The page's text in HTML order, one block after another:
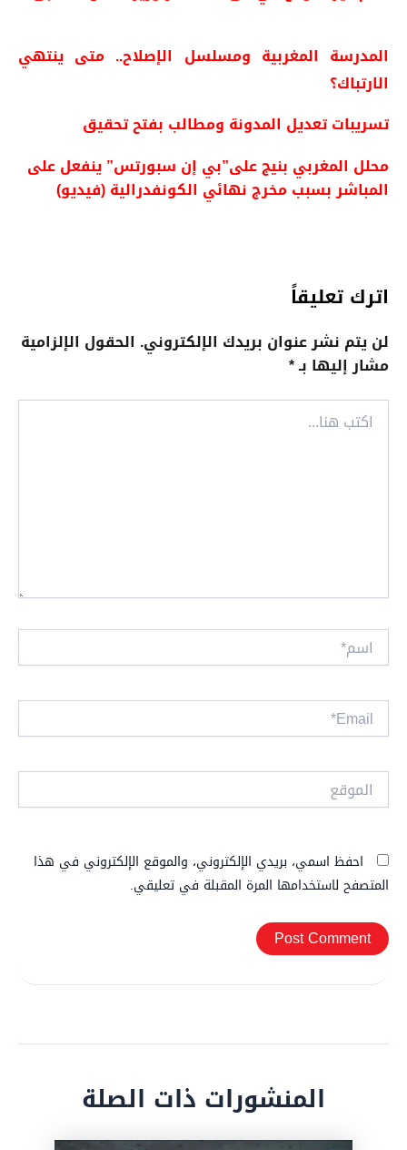
المدرسة المغربية ومسلسل الإصلاح.. متى ينتهي
الارتباك؟
تسريبات تعديل المدونة ومطالب بفتح تحقيق
محلل المغربي بنيج على”بي إن سبورتس” ينفعل على
المباشر بسبب مخرج نهائي الكونفدرالية (فيديو)
اترك تعليقاً
لن يتم نشر عنوان بريدك الإلكتروني. الحقول الإلزامية
مشار إليها بـ*
اكتب
هنا...
اسم*
Email*
الموقع
احفظ اسمي، بريدي الإلكتروني، والموقع الإلكتروني في هذا
المتصفح لاستخدامها المرة المقبلة في تعليقي.
المنشورات ذات الصلة